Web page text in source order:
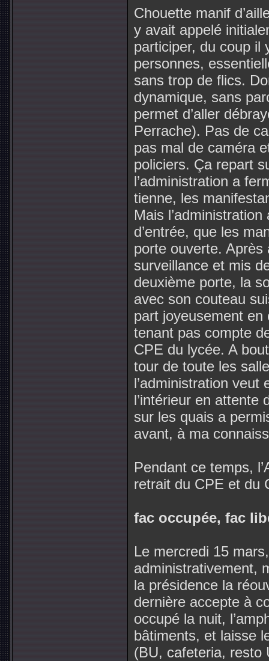
Chouette manif
y avait appelé
participer, du coup il
personnes,
sans trop de flics.
dynamique, sans
permet d’aller
Perrache). Pas de
pas mal de caméra
policiers. Ça repart
l’administration a
tienne, les
Mais
d’entrée, que les
porte ouverte.
surveillance et mis
deuxième porte, la
avec son couteau
part joyeusement
tenant pas compte
CPE du lycée. A
tour de toute les
l’administration
l’intérieur en attente
sur les quais a
avant, à ma
Pendant ce temps,
retrait du CPE et du
fac occupée, fac
Le mercredi 15
administrativement,
la présidence la
dernière accepte à
occupé la nuit,
bâtiments, et laisse
(BU, cafeteria, resto